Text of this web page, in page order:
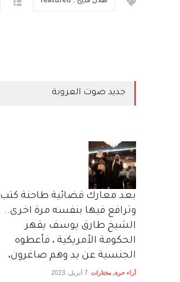
جديد صوت العروبة
بعد معارك قضائية طاحنة كتب
وترافع فيها بنفسه مرة اخرى..
الشيخ طارق يوسف يقهر
الحكومة الأمريكية ، فأعطوه
الجنسية عن يد وهم صاغرون،
آراء حرة, مختارات 7 أبريل، 2023